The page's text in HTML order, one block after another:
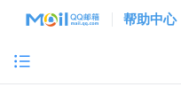
帮助中心